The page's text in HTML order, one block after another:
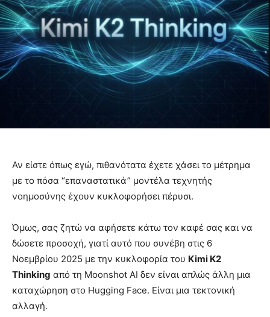
Αν είστε όπως εγώ, πιθανότατα έχετε χάσει το μέτρημα
με το πόσα “επαναστατικά” μοντέλα τεχνητής
νοημοσύνης έχουν κυκλοφορήσει πέρυσι.
Όμως, σας ζητώ να αφήσετε κάτω τον καφέ σας και να
δώσετε προσοχή, γιατί αυτό που συνέβη στις 6
Νοεμβρίου 2025 με την κυκλοφορία του Kimi K2
Thinking από τη Moonshot AI δεν είναι απλώς άλλη μια
καταχώρηση στο Hugging Face. Είναι μια τεκτονική
αλλαγή.